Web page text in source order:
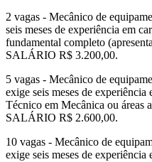
2 vagas - Mecânico de
seis meses de experiência em
fundamental completo
SALÁRIO R$ 3.200,00.
5 vagas - Mecânico de
exige seis meses de
Técnico em Mecânica ou áreas
SALÁRIO R$ 2.600,00.
10 vagas - Mecânico de
exige seis meses de